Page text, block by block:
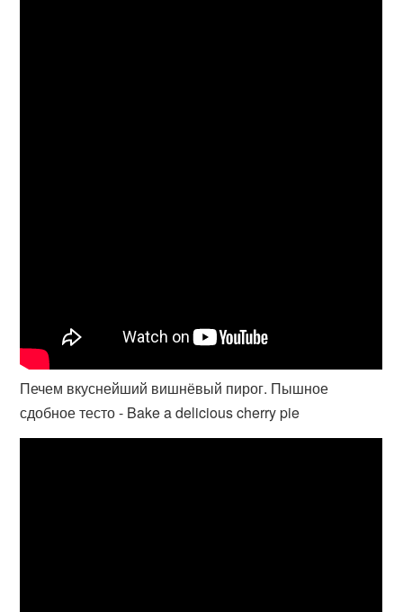
Печем вкуснейший вишнёвый пирог. Пышное
сдобное тесто - Bake a delicious cherry pie